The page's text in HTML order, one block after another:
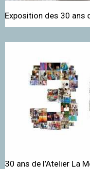
Exposition des 30 ans
30 ans de l’Atelier La